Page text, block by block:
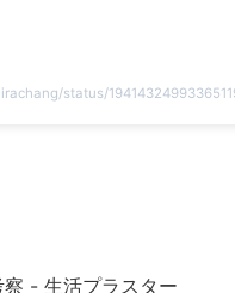
status/
- 生活プラスター